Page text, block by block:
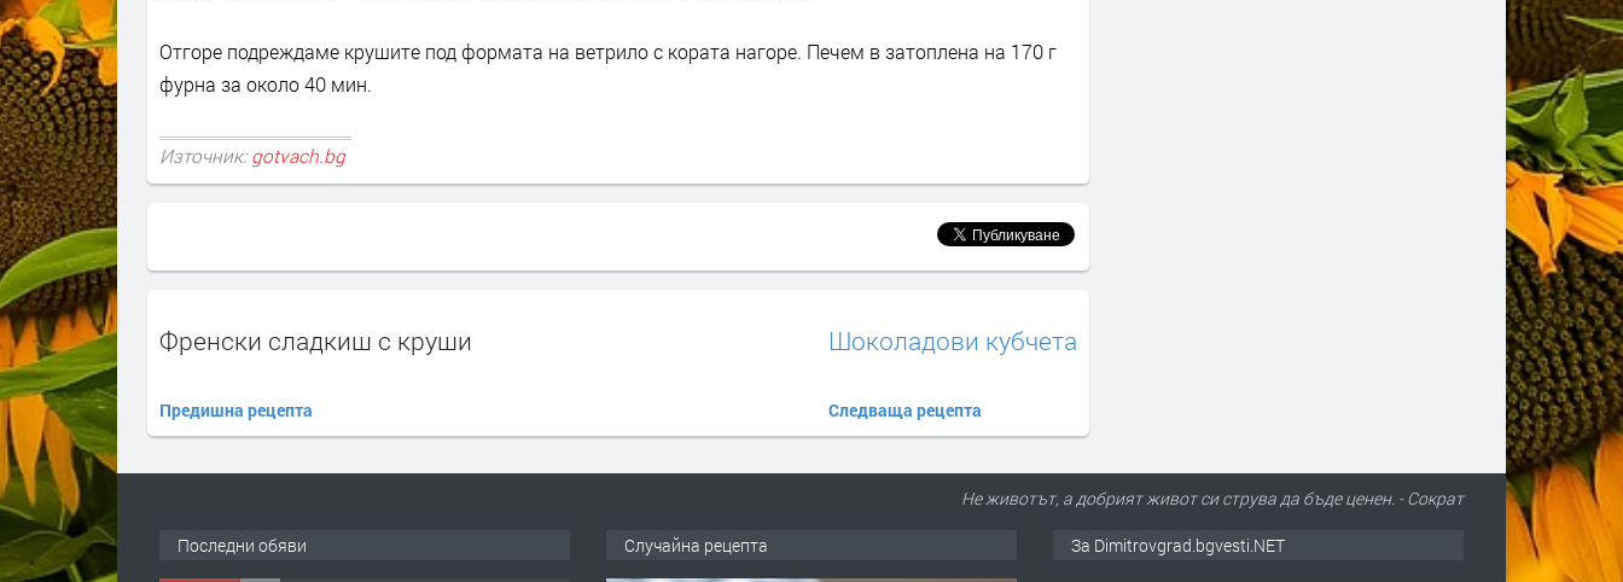
Отгоре подреждаме крушите под формата на ветрило с кората нагоре. Печем в затоплена на 170 г
фурна за около 40 мин.
Източник: gotvach.bg
Френски сладкиш с круши
Предишна рецепта
Шоколадови кубчета
Следваща рецепта
Не животът, а добрият живот си струва да бъде ценен. - Сократ
Последни обяви Случайна рецепта За Dimitrovgrad.bgvesti.NET